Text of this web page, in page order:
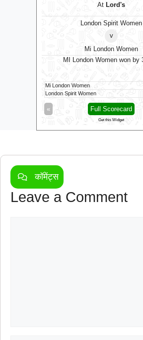
At Lord's
London Spirit Women
v
Mi London Women
MI London Women won by
Mi London Women
London Spirit Women
« Full Scorecard
Get this Widget
कॉमेंट्स
Leave a Comment